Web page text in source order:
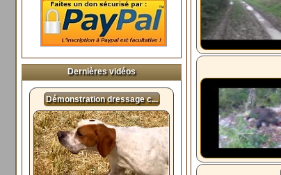
Dernières vidéos
Démonstration dressage c...